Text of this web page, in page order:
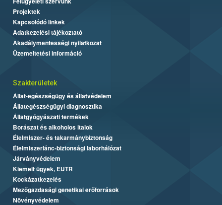
Projektek
Kapcsolódó linkek
Adatkezelési tájékoztató
Akadálymentességi nyilatkozat
Üzemeltetési információ
Szakterületek
Állat-egészségügy és állatvédelem
Állategészségügyi diagnosztika
Állatgyógyászati termékek
Borászat és alkoholos italok
Élelmiszer- és takarmánybiztonság
Élelmiszerlánc-biztonsági laborhálózat
Járványvédelem
Kiemelt ügyek, EUTR
Kockázatkezelés
Mezőgazdasági genetikai erőforrások
Növényvédelem